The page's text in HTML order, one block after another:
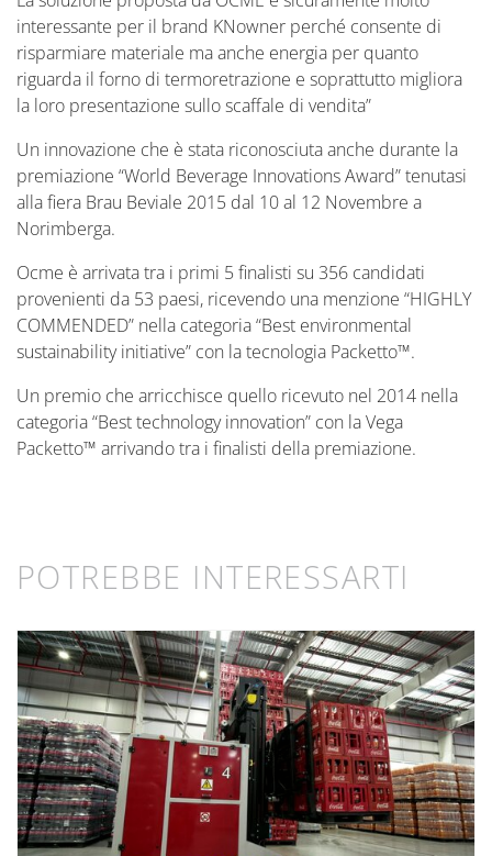
interessante per il brand KNowner perché consente di
risparmiare materiale ma anche energia per quanto
riguarda il forno di termoretrazione e soprattutto migliora
la loro presentazione sullo scaffale di vendita”
Un innovazione che è stata riconosciuta anche durante la
premiazione “World Beverage Innovations Award” tenutasi
alla fiera Brau Beviale 2015 dal 10 al 12 Novembre a
Norimberga.
Ocme è arrivata tra i primi 5 finalisti su 356 candidati
provenienti da 53 paesi, ricevendo una menzione “HIGHLY
COMMENDED” nella categoria “Best environmental
sustainability initiative” con la tecnologia Packetto™.
Un premio che arricchisce quello ricevuto nel 2014 nella
categoria “Best technology innovation” con la Vega
Packetto™ arrivando tra i finalisti della premiazione.
POTREBBE INTERESSARTI